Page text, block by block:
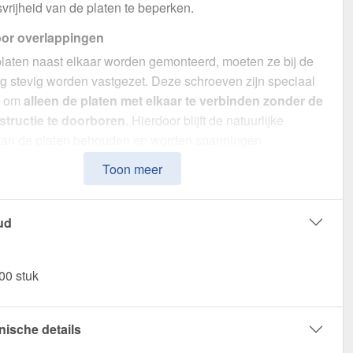
van de platen te beperken.
overlappingen
naast elkaar worden gemonteerd, moeten ze bij de
stevig worden vastgezet. Deze schroeven zijn speciaal
alleen de platen met elkaar te verbinden zonder de
te doorboren . Hierdoor blijft de natuurlijke
compacte lengte maken ze
schroeven | Voor overlappingen en zetwerk?
bevestiging– Ontwikkeld voor Bevestiging
& zetwerk.
Toon meer
stuk
details